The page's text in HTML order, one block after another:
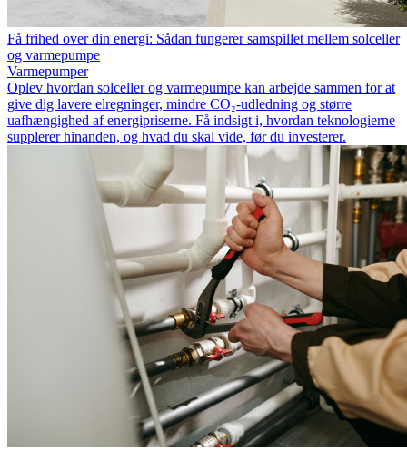
Få frihed over din energi: Sådan fungerer samspillet mellem solceller
og varmepumpe
Varmepumper
Oplev hvordan solceller og varmepumpe kan arbejde sammen for at
give dig lavere elregninger, mindre CO₂-udledning og større
uafhængighed af energipriserne. Få indsigt i, hvordan teknologierne
supplerer hinanden, og hvad du skal vide, før du investerer.